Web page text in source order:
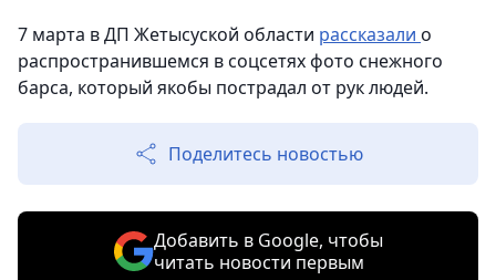
7 марта в ДП Жетысуской области рассказали о
распространившемся в соцсетях фото снежного
барса, который якобы пострадал от рук людей.
Поделитесь новостью
Добавить в Google, чтобы
читать новости первым